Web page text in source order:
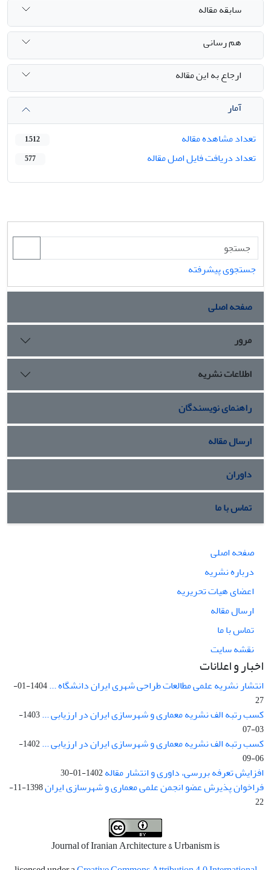
سابقه مقاله
هم رسانی
ارجاع به این مقاله
آمار
تعداد مشاهده مقاله
1,512
تعداد دریافت فایل اصل مقاله 577
جستجوی پیشرفته
صفحه اصلی
مرور
اطلاعات نشریه
راهنمای نویسندگان
ارسال مقاله
داوران
تماس با ما
صفحه اصلی
درباره نشریه
اعضای هیات تحریریه
ارسال مقاله
تماس با ما
نقشه سایت
اخبار و اعلانات
انتشار نشریه علمی مطالعات طراحی شهری ایران دانشگاه ...
1404-01-
27
کسب رتبه الف نشریه معماری و شهرسازی ایران در ارزیابی ...
1403-
03-07
کسب رتبه الف نشریه معماری و شهرسازی ایران در ارزیابی ...
1402-
06-09
افزایش تعرفه بررسی، داوری و انتشار مقاله1402-01-30
فراخوان پذیرش عضو انجمن علمی معماری و شهرسازی ایران
1398-11-
22
Journal of Iranian Architecture & Urbanism is